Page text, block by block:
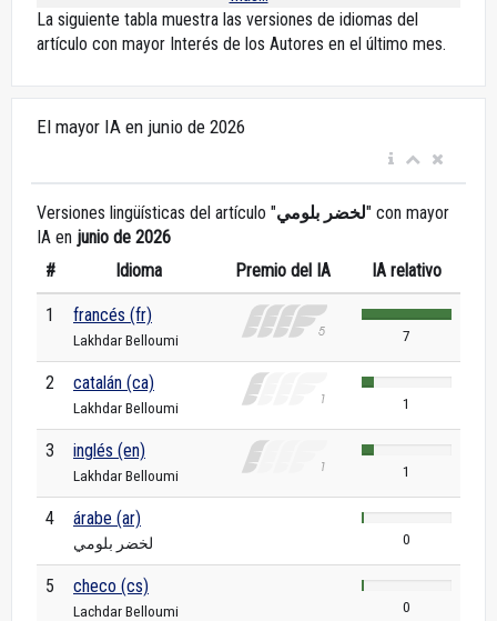
La siguiente tabla muestra las versiones de idiomas del
artículo con mayor Interés de los Autores en el último mes.
El mayor IA en junio de 2026
Versiones lingüísticas del artículo "لخضر بلومي" con mayor
IA en junio de 2026
#
Idioma Premio del IA IA relativo
1 francés (fr)
Lakhdar Belloumi 7
2 catalán (ca)
Lakhdar Belloumi 1
3 inglés (en)
Lakhdar Belloumi 1
4 árabe (ar)
لخضر بلومي 0
5 checo (cs)
Lachdar Belloumi 0